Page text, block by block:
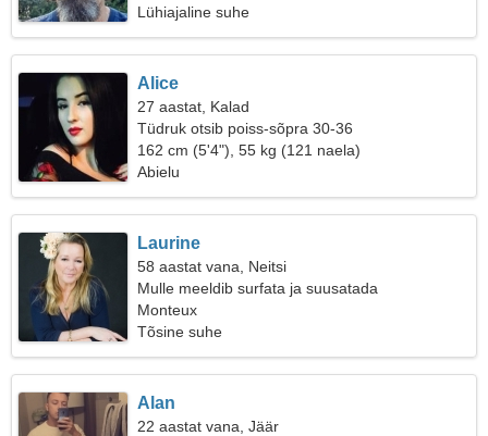
Lühiajaline suhe
Alice
27 aastat, Kalad
Tüdruk otsib poiss-sõpra 30-36
162 cm (5'4"), 55 kg (121 naela)
Abielu
Laurine
58 aastat vana, Neitsi
Mulle meeldib surfata ja suusatada
Monteux
Tõsine suhe
Alan
22 aastat vana, Jäär